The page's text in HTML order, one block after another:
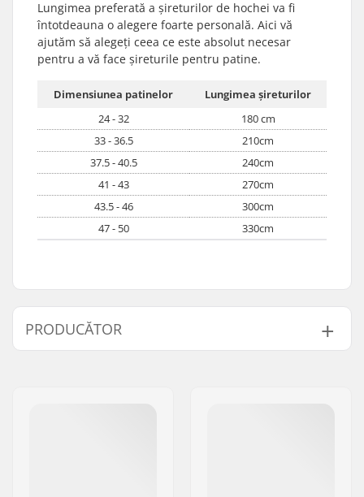
Lungimea preferată a șireturilor de hochei va fi
întotdeauna o alegere foarte personală. Aici vă
ajutăm să alegeți ceea ce este absolut necesar
pentru a vă face șireturile pentru patine.
Dimensiunea patinelor
Lungimea șireturilor
24 - 32
180 cm
33 - 36.5
210cm
37.5 - 40.5
240cm
41 - 43
270cm
43.5 - 46
300cm
47 - 50
330cm
PRODUCĂTOR